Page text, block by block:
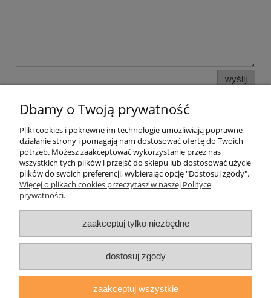
wyślij
Pomoc
Moje konto
Informacje
O nas
ul. Grodzka Nr 23, 67-200 Głogów | woj. dolnośląskie
Dbamy o Twoją prywatność
Pliki cookies i pokrewne im technologie umożliwiają poprawne
działanie strony i pomagają nam dostosować ofertę do Twoich
potrzeb. Możesz zaakceptować wykorzystanie przez nas
wszystkich tych plików i przejść do sklepu lub dostosować użycie
plików do swoich preferencji, wybierając opcję "Dostosuj zgody".
Więcej o plikach cookies przeczytasz w naszej Polityce
prywatności.
zaakceptuj tylko niezbędne
dostosuj zgody
zaakceptuj wszystkie